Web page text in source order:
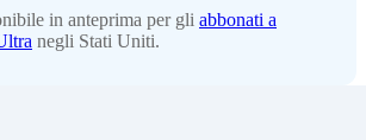
in anteprima per gli abbonati a
negli Stati Uniti.